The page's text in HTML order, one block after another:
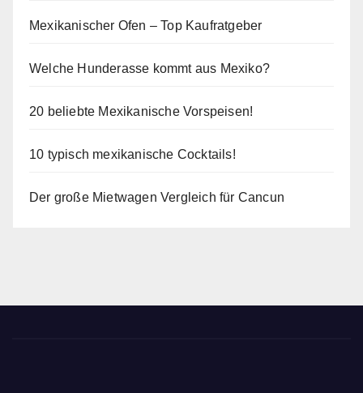
Mexikanischer Ofen – Top Kaufratgeber
Welche Hunderasse kommt aus Mexiko?
20 beliebte Mexikanische Vorspeisen!
10 typisch mexikanische Cocktails!
Der große Mietwagen Vergleich für Cancun